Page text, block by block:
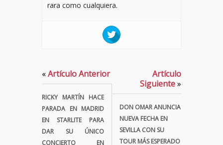
rara como cualquiera.
«Artículo Anterior
RICKY MARTÍN HACE
PARADA EN MADRID
EN STARLITE PARA
DAR SU ÚNICO
CONCIERTO EN
Artículo
Siguiente»
DON OMAR ANUNCIA
NUEVA FECHA EN
SEVILLA CON SU
TOUR MÁS ESPERADO